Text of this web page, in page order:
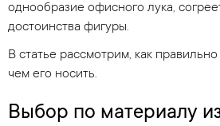
однообразие офисного лука,
достоинства фигуры.
В статье рассмотрим, как
чем его носить.
Выбор по материалу